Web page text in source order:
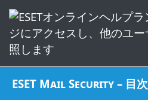
ESET Mail Security – 目次